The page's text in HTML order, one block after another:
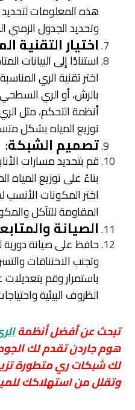
هذه المعلومات لتحديد
وتحديد الجدول الزمني
اختيار التقنية
استنادًا إلى البيانات
اختر تقنية الري
بالرش، أو الري
أنظمة التحكم، مثل
توزيع المياه بشكل
تصميم الشبكة:
قم بتحديد مسارات
بناءً على توزيع المياه
اختر المكونات الأنسب
المقاومة للتآكل
الصيانة
حافظ على صيانة
وتجنب الاختناقات
باستمرار وقم بتعديلات
الظروف البيئية
تبحث عن أفضل أنظمة
هوم جاردن تقدم لك
لك شبكات ري متطورة
وتقلل من استهلاكك